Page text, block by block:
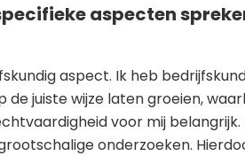
aspecten
aspect. Ik heb
juiste wijze laten groeien,
voor mij
onderzoeken.